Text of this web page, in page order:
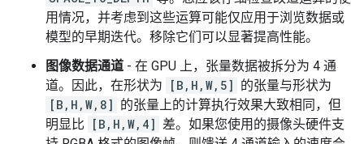
用情况，并考虑到这些运算可能仅应用于浏览数据或
模型的早期迭代。移除它们可以显著提高性能。
图像数据通道 - 在 GPU 上，张量数据被拆分为 4 通
道。因此，在形状为
[B,H,W,5] 的张量与形状为
[B,H,W,8] 的张量上的计算执行效果大致相同，但
明显比
[B,H,W,4] 差。如果您使用的摄像头硬件支